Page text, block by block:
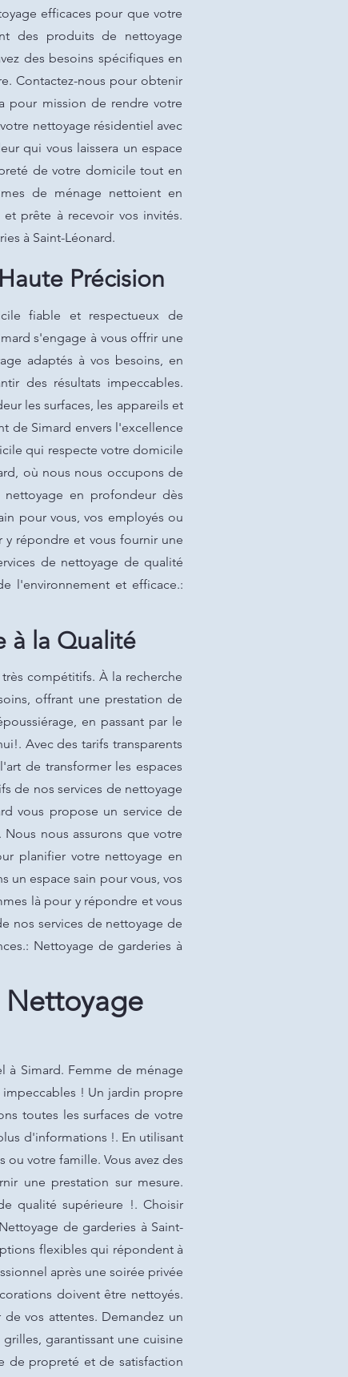
efficaces pour que votre
des produits de nettoyage
des besoins spécifiques en
Contactez-nous pour obtenir
pour mission de rendre votre
nettoyage résidentiel avec
qui vous laissera un espace
de votre domicile tout en
de ménage nettoient en
prête à recevoir vos invités.
à Saint-Léonard.
Précision
fiable et respectueux de
s'engage à vous offrir une
adaptés à vos besoins, en
des résultats impeccables.
les surfaces, les appareils et
de Simard envers l'excellence
qui respecte votre domicile
où nous nous occupons de
en profondeur dès
pour vous, vos employés ou
y répondre et vous fournir une
de nettoyage de qualité
l'environnement et efficace.:
à la Qualité
compétitifs. À la recherche
offrant une prestation de
en passant par le
Avec des tarifs transparents
de transformer les espaces
de nos services de nettoyage
vous propose un service de
nous assurons que votre
planifier votre nettoyage en
un espace sain pour vous, vos
là pour y répondre et vous
nos services de nettoyage de
Nettoyage de garderies à
Nettoyage
à Simard. Femme de ménage
! Un jardin propre
toutes les surfaces de votre
d'informations !. En utilisant
votre famille. Vous avez des
une prestation sur mesure.
qualité supérieure !. Choisir
de garderies à Saint-
flexibles qui répondent à
après une soirée privée
doivent être nettoyés.
vos attentes. Demandez un
garantissant une cuisine
de propreté et de satisfaction